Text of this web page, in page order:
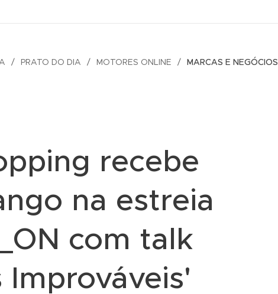
PRATO DO DIA MOTORES ONLINE MARCAS E NEGÓCIOS
recebe
na estreia
com talk
Improváveis'